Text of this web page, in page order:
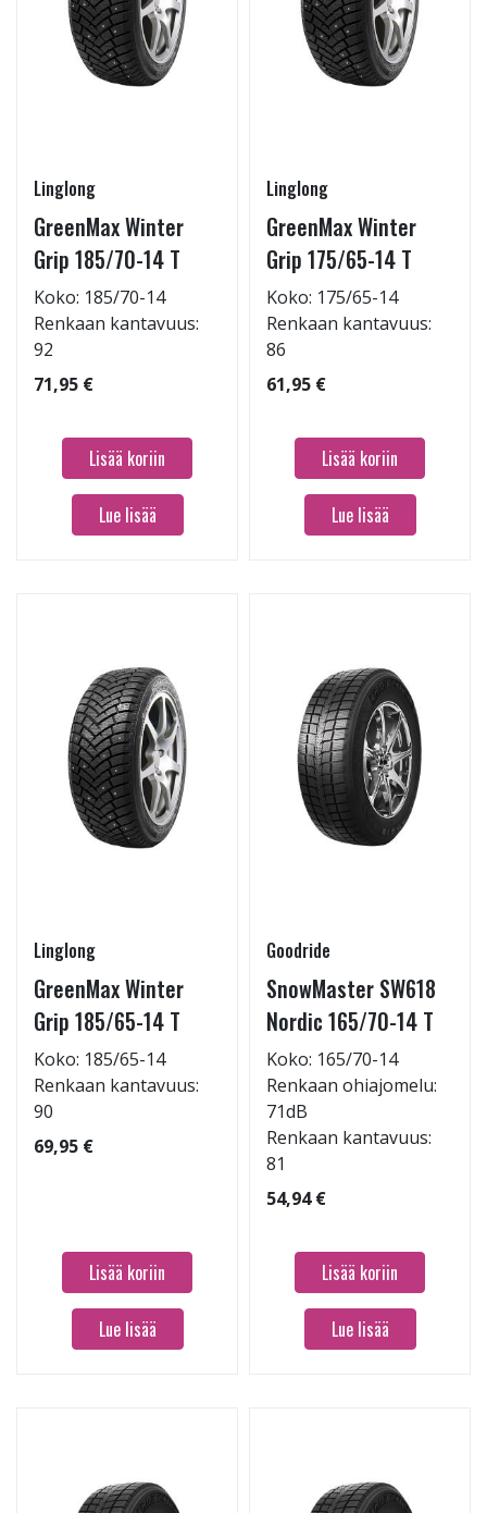
Linglong
GreenMax Winter
Grip 185/70-14 T
Koko: 185/70-14
Renkaan kantavuus:
92
71,95 €
Lisää koriin
Lue lisää
Linglong
GreenMax Winter
Grip 175/65-14 T
Koko: 175/65-14
Renkaan kantavuus:
86
61,95 €
Lisää koriin
Lue lisää
Linglong
GreenMax Winter
Grip 185/65-14 T
Koko: 185/65-14
Renkaan kantavuus:
90
69,95 €
Lisää koriin
Lue lisää
Goodride
SnowMaster SW618
Nordic 165/70-14 T
Koko: 165/70-14
Renkaan ohiajomelu:
71dB
Renkaan kantavuus:
81
54,94 €
Lisää koriin
Lue lisää